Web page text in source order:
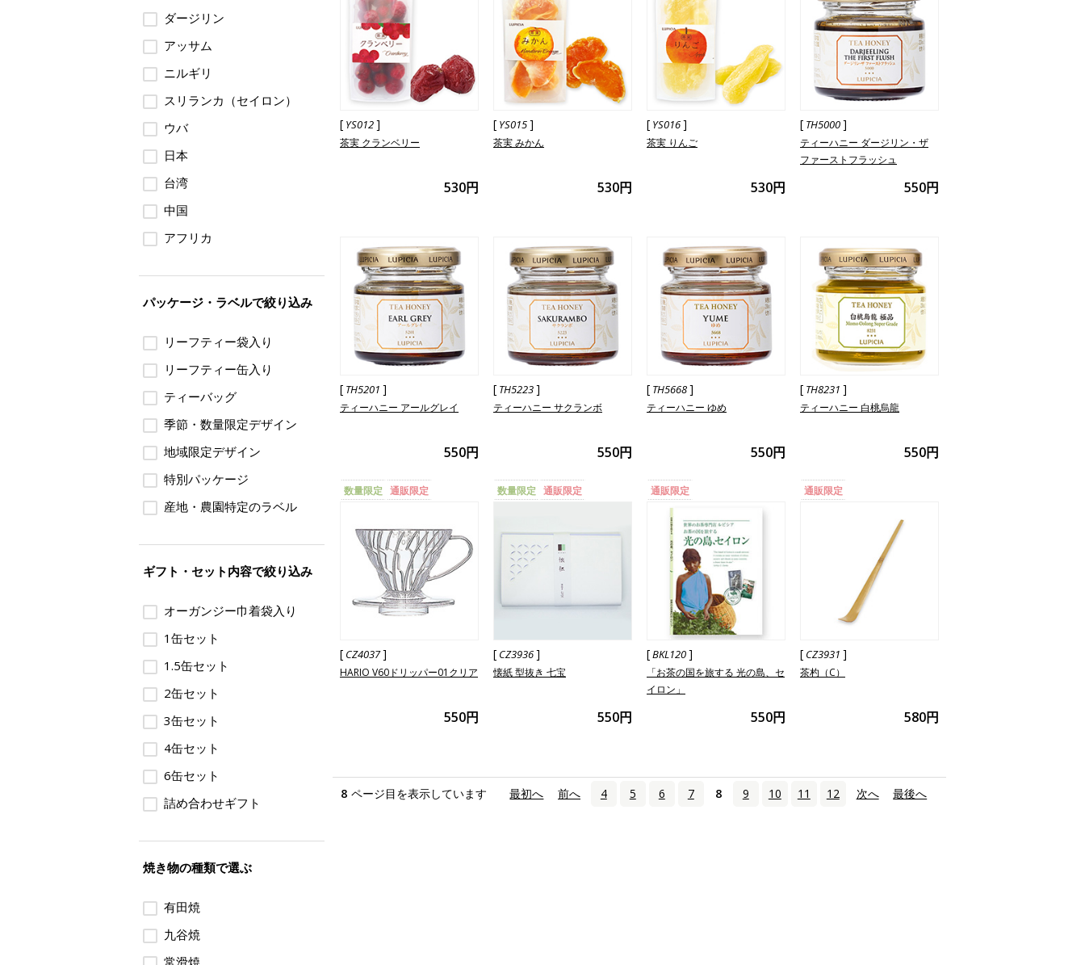
[ YS012]
茶実 クランベリー
530円
[ YS015]
茶実 みかん
530円
[ YS016]
茶実 りんご
530円
[ TH5000]
ティーハニー ダージリン・ザ
ファーストフラッシュ
550円
[ TH5201 ]
ティーハニー アールグレイ
550円
[ TH5223]
ティーハニー サクランボ
550円
[ TH5668]
ティーハニー ゆめ
550円
[ TH8231 ]
ティーハニー 白桃烏龍
550円
数量限定 通販限定
[ CZ4037]
HARIO V60ドリッパー01クリア
550円
数量限定 通販限定
[ CZ3936]
懐紙 型抜き 七宝
550円
通販限定
[BKL120]
「お茶の国を旅する 光の島、セ
イロン」
550円
通販限定
[ CZ3931 ]
茶杓（C）
580円
8 ページ目を表示しています 最初へ 前へ 4 5 6 7 8 9 10 11 12 次へ 最後へ
ダージリン
アッサム
ニルギリ
スリランカ（セイロン）
ウバ
日本
台湾
中国
アフリカ
パッケージ・ラベルで絞り込み
リーフティー袋入り
リーフティー缶入り
ティーバッグ
季節・数量限定デザイン
地域限定デザイン
特別パッケージ
産地・農園特定のラベル
ギフト・セット内容で絞り込み
オーガンジー巾着袋入り
1缶セット
1.5缶セット
2缶セット
3缶セット
4缶セット
6缶セット
詰め合わせギフト
焼き物の種類で選ぶ
有田焼
九谷焼
常滑焼